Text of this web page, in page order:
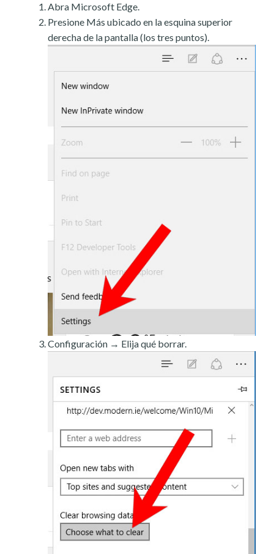
Abra Microsoft Edge.
Presione Más ubicado en la esquina superior
derecha de la pantalla (los tres puntos).
Configuración → Elija qué borrar.